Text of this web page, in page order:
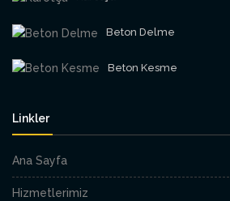
Beton Delme
Beton Kesme
Linkler
Ana Sayfa
Hizmetlerimiz